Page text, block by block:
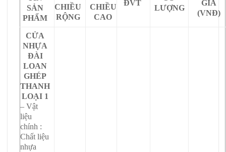
SẢN
PHẨM
ĐVT
LƯỢNG
GIÁ
(VNĐ)
CHIỀU
RỘNG
CHIỀU
CAO
CỬA
NHỰA
ĐÀI
LOAN
GHÉP
THANH
LOẠI 1
– Vật
liệu
chính :
Chất liệu
nhựa